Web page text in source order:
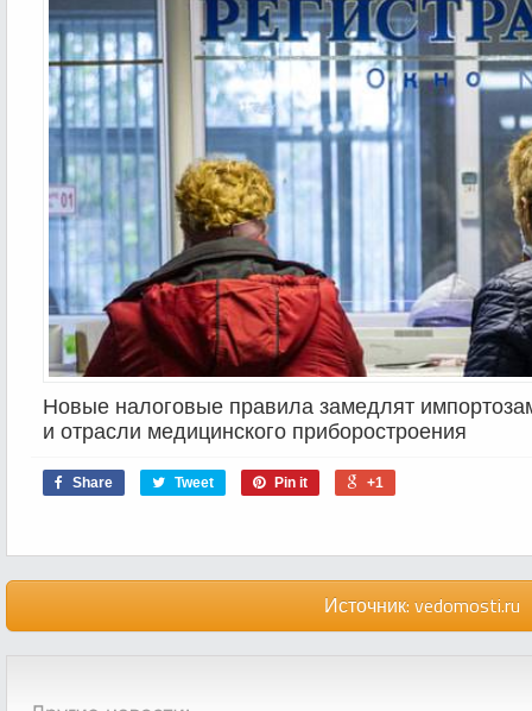
Новые налоговые правила замедлят
и отрасли медицинского приборостроения
Share Tweet Pin it +1
Источник: vedomosti.ru